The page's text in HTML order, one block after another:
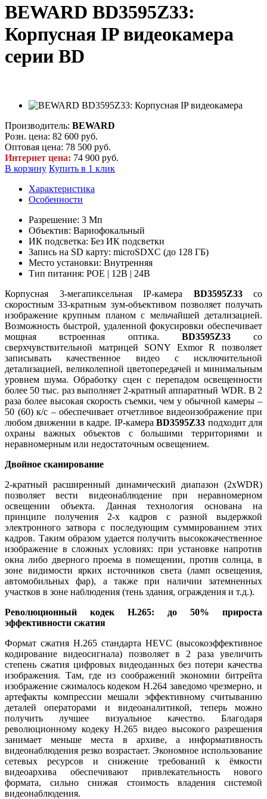
BEWARD BD3595Z33:
Корпусная IP видеокамера
серии BD
Производитель: BEWARD
Розн. цена: 82 600 руб.
Оптовая цена: 78 500 руб.
Интернет цена: 74 900 руб.
В корзину Купить в 1 клик
Характеристика
Особенности
Разрешение: 3 Мп
Объектив: Вариофокальный
ИК подсветка: Без ИК подсветки
Запись на SD карту: microSDXC (до 128 ГБ)
Место установки: Внутренняя
Тип питания: POE | 12В | 24В
Корпусная 3-мегапиксельная IP-камера BD3595Z33со
скоростным 33-кратным зум-объективом позволяет получать
изображение крупным планом с мельчайшей детализацией.
Возможность быстрой, удаленной фокусировки обеспечивает
мощная встроенная оптика. BD3595Z33 со
сверхчувствительной матрицей SONY Exmor R позволяет
записывать качественное видео с исключительной
детализацией, великолепной цветопередачей и минимальным
уровнем шума. Обработку сцен с перепадом освещенности
более 50 тыс. раз выполняет 2-кратный аппаратный WDR. В 2
раза более высокая скорость съемки, чем у обычной камеры –
50 (60) к/с – обеспечивает отчетливое видеоизображение при
любом движении в кадре. IP-камераBD3595Z33 подходит для
охраны важных объектов с большими территориями и
неравномерным или недостаточным освещением.
Двойное сканирование
2-кратный расширенный динамический диапазон (2xWDR)
позволяет вести видеонаблюдение при неравномерном
освещении объекта. Данная технология основана на
принципе получения 2-х кадров с разной выдержкой
электронного затвора с последующим суммированием этих
кадров. Таким образом удается получить высококачественное
изображение в сложных условиях: при установке напротив
окна либо дверного проема в помещении, против солнца, в
зоне видимости ярких источников света (ламп освещения,
автомобильных фар), а также при наличии затемненных
участков в зоне наблюдения (тень здания, ограждения и т.д.).
Революционный кодек H.265: до 50% прироста
эффективности сжатия
Формат сжатия H.265 стандарта HEVC (высокоэффективное
кодирование видеосигнала) позволяет в 2 раза увеличить
степень сжатия цифровых видеоданных без потери качества
изображения. Там, где из соображений экономии битрейта
изображение сжималось кодеком Н.264 заведомо чрезмерно, и
артефакты компрессии мешали эффективному считыванию
деталей операторами и видеоаналитикой, теперь можно
получить лучшее визуальное качество. Благодаря
революционному кодеку H.265 видео высокого разрешения
занимает меньше места в архиве, а информативность
видеонаблюдения резко возрастает. Экономное использование
сетевых ресурсов и снижение требований к ёмкости
видеоархива обеспечивают привлекательность нового
формата, сильно снижая стоимость владения системой
видеонаблюдения.